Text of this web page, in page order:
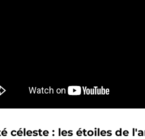
céleste : les étoiles de